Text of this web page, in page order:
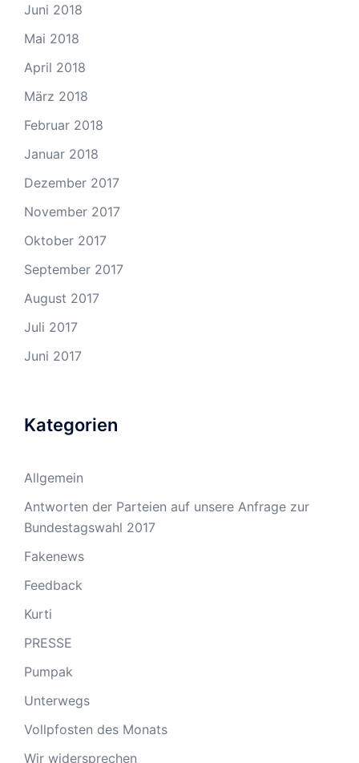
Juni 2018
Mai 2018
April 2018
März 2018
Februar 2018
Januar 2018
Dezember 2017
November 2017
Oktober 2017
September 2017
August 2017
Juli 2017
Juni 2017
Kategorien
Allgemein
Antworten der Parteien auf unsere Anfrage zur
Bundestagswahl 2017
Fakenews
Feedback
Kurti
PRESSE
Pumpak
Unterwegs
Vollpfosten des Monats
Wir widersprechen